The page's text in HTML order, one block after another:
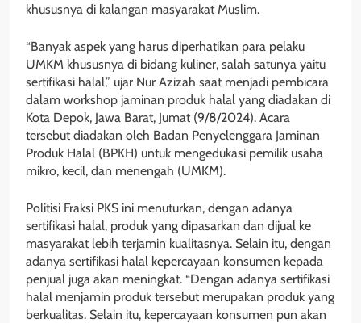
khususnya di kalangan masyarakat Muslim.
“Banyak aspek yang harus diperhatikan para pelaku
UMKM khususnya di bidang kuliner, salah satunya yaitu
sertifikasi halal,” ujar Nur Azizah saat menjadi pembicara
dalam workshop jaminan produk halal yang diadakan di
Kota Depok, Jawa Barat, Jumat (9/8/2024). Acara
tersebut diadakan oleh Badan Penyelenggara Jaminan
Produk Halal (BPKH) untuk mengedukasi pemilik usaha
mikro, kecil, dan menengah (UMKM).
Politisi Fraksi PKS ini menuturkan, dengan adanya
sertifikasi halal, produk yang dipasarkan dan dijual ke
masyarakat lebih terjamin kualitasnya. Selain itu, dengan
adanya sertifikasi halal kepercayaan konsumen kepada
penjual juga akan meningkat. “Dengan adanya sertifikasi
halal menjamin produk tersebut merupakan produk yang
berkualitas. Selain itu, kepercayaan konsumen pun akan